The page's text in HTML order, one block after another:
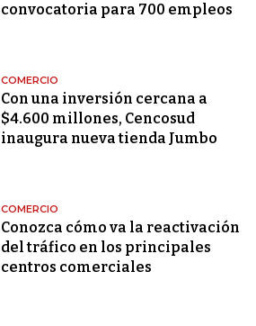
convocatoria para 700 empleos
COMERCIO
Con una inversión cercana a
$4.600 millones, Cencosud
inaugura nueva tienda Jumbo
COMERCIO
Conozca cómo va la reactivación
del tráfico en los principales
centros comerciales